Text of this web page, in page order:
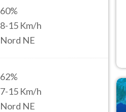
60%
8-15 Km/h
Nord NE
62%
7-15 Km/h
Nord NE